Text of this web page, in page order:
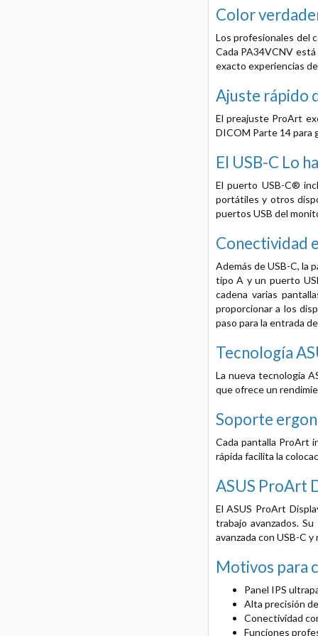
Color
Los profesionales del
Cada PA34VCNV
exacto experiencias
Ajuste rápido
El preajuste ProArt
DICOM Parte 14 para
El USB-C Lo
El puerto USB-C®
portátiles y otros
puertos USB del
Conectividad
Además de USB-C, la
tipo A y un puerto
cadena varias
proporcionar a los
paso para la entrada
Tecnología
La nueva tecnología
que ofrece un
Soporte
Cada pantalla ProArt
rápida facilita la
ASUS ProArt
El ASUS ProArt
trabajo avanzados.
avanzada con USB-C
Motivos para
Panel IPS
Alta precisión
Conectividad
Funciones